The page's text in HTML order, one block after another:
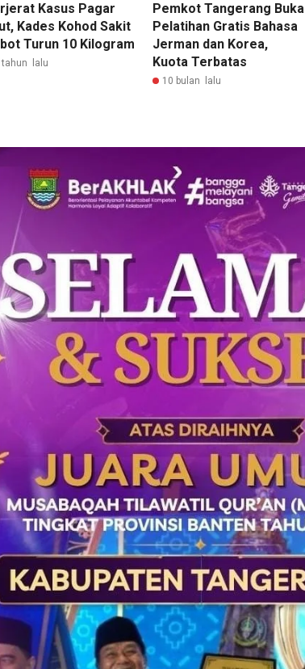
Kasus Pagar
Kades Kohod Sakit
Turun 10 Kilogram
tahun lalu
Pemkot Tangerang Buka
Pelatihan Gratis Bahasa
Jerman dan Korea,
Kuota Terbatas
10 bulan lalu